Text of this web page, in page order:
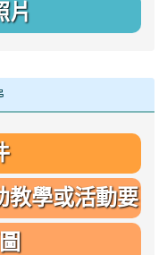
片
教學或活動要